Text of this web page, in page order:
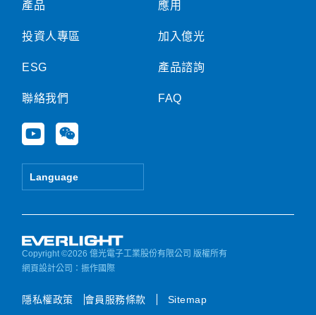
產品
投資人專區
ESG
聯絡我們
Y
o
u
e
W
e
i
Language
應用
加入億光
產品諮詢
FAQ
Copyright ©2026 億光電子工業股份有限公司 版權所有
網頁設計公司 ：振作國際
隱私權政策 會員服務條款 Sitemap